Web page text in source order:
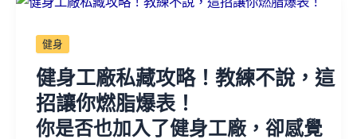
健身
健身工廠私藏攻略！教練不說，這
招讓你燃脂爆表！
你是否也加入了健身工廠，卻感覺